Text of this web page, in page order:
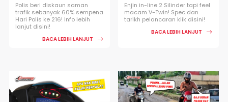
Polis beri diskaun saman
trafik sebanyak 60% sempena
Hari Polis ke 216! Info lebih
lanjut disini!
BACA LEBIH LANJUT
Enjin in-line 2 Silinder tapi feel
macam V-Twin! Spec dan
tarikh pelancaran klik disini!
BACA LEBIH LANJUT